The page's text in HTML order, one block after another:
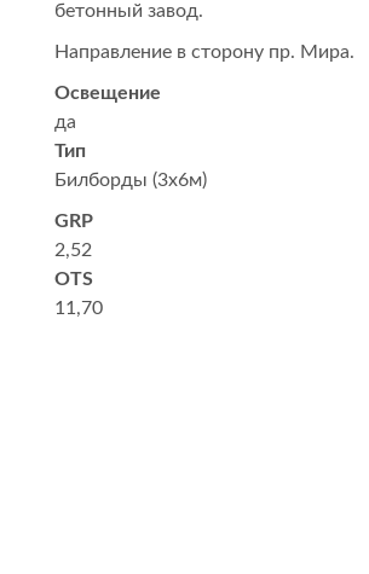
бетонный завод.
Направление в сторону пр. Мира.
Освещение
да
Тип
Билборды (3x6м)
GRP
2,52
OTS
11,70